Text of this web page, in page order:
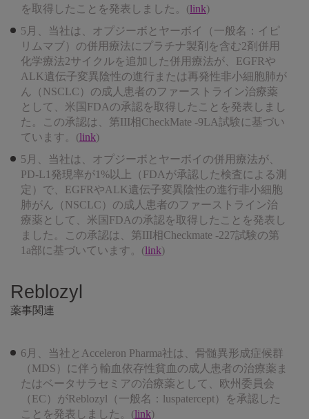
を取得したことを発表しました。(link)
5月、当社は、オプジーボとヤーボイ（一般名：イピ
リムマブ）の併用療法にプラチナ製剤を含む2剤併用
化学療法2サイクルを追加した併用療法が、EGFRや
ALK遺伝子変異陰性の進行または再発性非小細胞肺が
ん（NSCLC）の成人患者のファーストライン治療薬
として、米国FDAの承認を取得したことを発表しまし
た。この承認は、第III相CheckMate -9LA試験に基づい
ています。(link)
5月、当社は、オプジーボとヤーボイの併用療法が、
PD-L1発現率が1%以上（FDAが承認した検査による測
定）で、EGFRやALK遺伝子変異陰性の進行非小細胞
肺がん（NSCLC）の成人患者のファーストライン治
療薬として、米国FDAの承認を取得したことを発表し
ました。この承認は、第III相Checkmate -227試験の第
1a部に基づいています。(link)
Reblozyl
薬事関連
6月、当社とAcceleron Pharma社は、骨髄異形成症候群
（MDS）に伴う輸血依存性貧血の成人患者の治療薬ま
たはベータサラセミアの治療薬として、欧州委員会
（EC）がReblozyl（一般名：luspatercept）を承認した
ことを発表しました。(link)